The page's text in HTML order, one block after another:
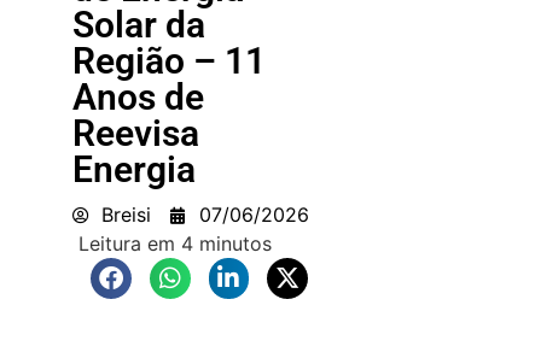
Solar da
Região – 11
Anos de
Reevisa
Energia
Breisi 07/06/2026